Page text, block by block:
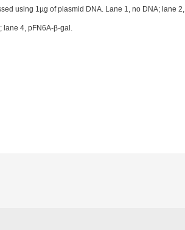
using 1µg of plasmid DNA. Lane 1, no DNA; lane 2,
lane 4, pFN6A-β-gal.